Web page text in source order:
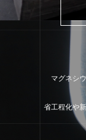
マグネシ
省工程化や